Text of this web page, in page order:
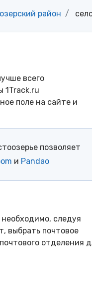
район
всего
1Track.ru
поле на сайте и
позволяет
и Pandao
следуя
выбрать почтовое
отделения